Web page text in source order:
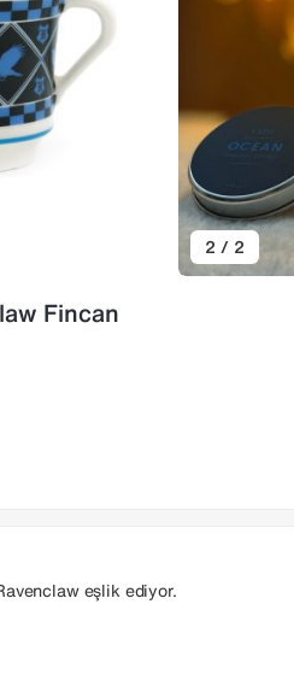
2 / 2
Fincan
eşlik ediyor.